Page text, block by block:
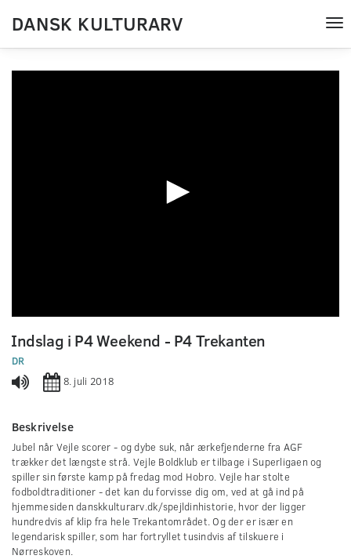
DANSK KULTURARV
seconds
of
0
seconds
Indslag i P4 Weekend - P4 Trekanten
DR
8. juli 2018
Beskrivelse
Jubel når Vejle scorer - og dybe suk, når ærkefjenderne fra AGF
trækker det længste strå. Vejle Boldklub er tilbage i Superligaen og
spiller sin første kamp på fredag mod Hobro. Vejle har stolte
fodboldtraditioner - det kan du forvisse dig om, ved at gå ind på
hjemmesiden danskkulturarv.dk/spejldinhistorie, hvor der ligger
hundredvis af klip fra hele Trekantområdet. Og der er især en
legendarisk spiller, som har fortryllet tusindvis af tilskuere i
Nørreskoven.